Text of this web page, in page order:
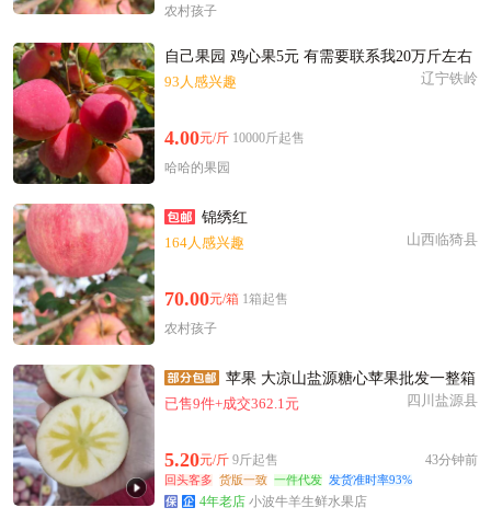
附近吴**老板59分钟前询价供应商
泰州市钱**老板25分钟前成功采购
泰州市秦**老板59分钟前看了商品
附近柳**老板1小时前询价供应商
泰州市卢**老板6分钟前成功采购
附近宁**老板22小时前看了商品
农村孩子
自己果园 鸡心果5元 有需要联系我20万斤左右
93人感兴趣
辽宁铁岭
4.00元/斤 10000斤起售
哈哈的果园
锦绣红
164人感兴趣
山西临猗县
70.00元/箱 1箱起售
农村孩子
苹果 大凉山盐源糖心苹果批发一整箱
已售9件+成交362.1元
四川盐源县
5.20元/斤 9斤起售 43分钟前
回头客多 货版一致 一件代发 发货准时率93%
4年老店 小波牛羊生鲜水果店